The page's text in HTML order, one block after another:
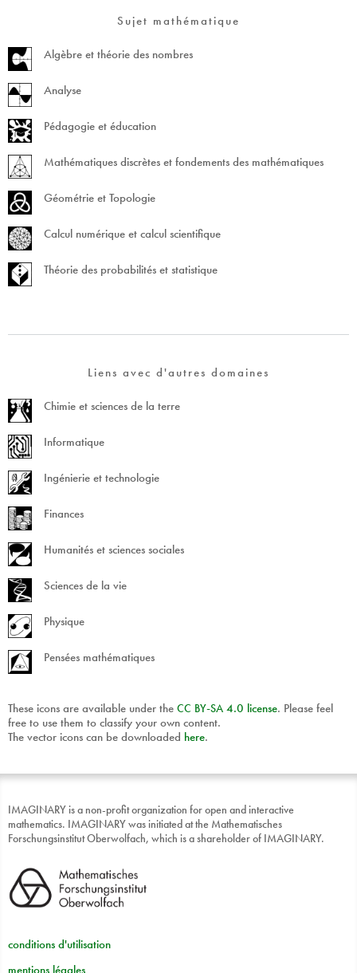
Sujet mathématique
Algèbre et théorie des nombres
Analyse
Pédagogie et éducation
Mathématiques discrètes et fondements des mathématiques
Géométrie et Topologie
Calcul numérique et calcul scientifique
Théorie des probabilités et statistique
Liens avec d'autres domaines
Chimie et sciences de la terre
Informatique
Ingénierie et technologie
Finances
Humanités et sciences sociales
Sciences de la vie
Physique
Pensées mathématiques
These icons are available under the CC BY-SA 4.0 license. Please feel
free to use them to classify your own content.
The vector icons can be downloaded here.
IMAGINARY is a non-profit organization for open and interactive
mathematics. IMAGINARY was initiated at the Mathematisches
Forschungsinstitut Oberwolfach, which is a shareholder of IMAGINARY.
conditions d'utilisation
mentions légales